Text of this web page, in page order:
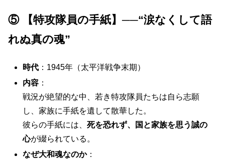
⑤ 【特攻隊員の手紙】──“涙なくして語
れぬ真の魂”
時代 ：1945年（太平洋戦争末期）
内容 ：
戦況が絶望的な中、若き特攻隊員たちは自ら志願
し、家族に手紙を遺して散華した。
彼らの手紙には、死を恐れず、国と家族を思う誠の
心が綴られている。
なぜ大和魂なのか：